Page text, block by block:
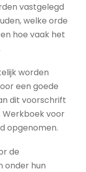
vastgelegd
welke orde
hoe vaak het
worden
een goede
dit voorschrift
Werkboek voor
opgenomen.
de
onder hun